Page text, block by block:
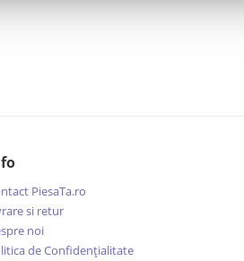
PiesaTa.ro
si retur
noi
de Confidențialitate